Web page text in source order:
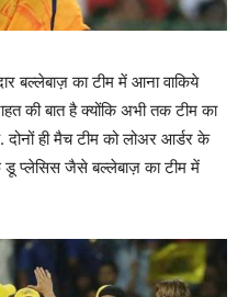
बल्लेबाज़ का टीम में आना वाकिये
की बात है क्योंकि अभी तक टीम का
ही मैच टीम को लोअर आर्डर के
डू प्लेसिस जैसे बल्लेबाज़ का टीम में